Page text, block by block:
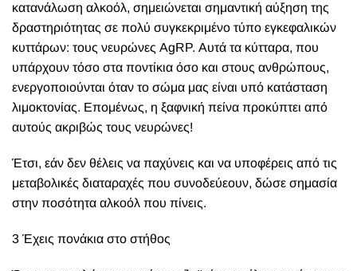
κατανάλωση αλκοόλ, σημειώνεται σημαντική αύξηση της
δραστηριότητας σε πολύ συγκεκριμένο τύπο εγκεφαλικών
κυττάρων: τους νευρώνες AgRP. Αυτά τα κύτταρα, που
υπάρχουν τόσο στα ποντίκια όσο και στους ανθρώπους,
ενεργοποιούνται όταν το σώμα μας είναι υπό κατάσταση
λιμοκτονίας. Επομένως, η ξαφνική πείνα προκύπτει από
αυτούς ακριβώς τους νευρώνες!
Έτσι, εάν δεν θέλεις να παχύνεις και να υποφέρεις από τις
μεταβολικές διαταραχές που συνοδεύεουν, δώσε σημασία
στην ποσότητα αλκοόλ που πίνεις.
3 Έχεις πονάκια στο στήθος